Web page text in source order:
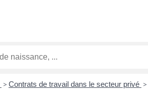
> Contrats de travail dans le secteur privé >